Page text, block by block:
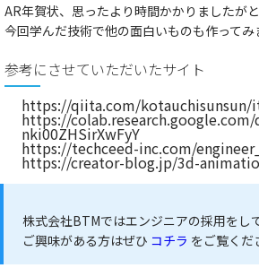
AR年賀状、思ったより時間かかりましたが
今回学んだ技術で他の面白いものも作ってみ
参考にさせていただいたサイト
https://qiita.com/kotauchisunsun/
https://
nki00ZHSirXwFyY
https://techceed-inc.com/
https://creator-blog.jp/3d-
株式会社BTMではエンジニアの採用をし
ご興味がある方はぜひ コチラ をご覧くだ